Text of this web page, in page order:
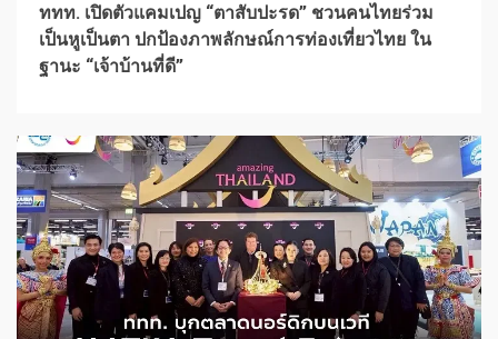
ททท. เปิดตัวแคมเปญ “ตาสับปะรด” ชวนคนไทยร่วม
เป็นหูเป็นตา ปกป้องภาพลักษณ์การท่องเที่ยวไทย ใน
ฐานะ “เจ้าบ้านที่ดี”